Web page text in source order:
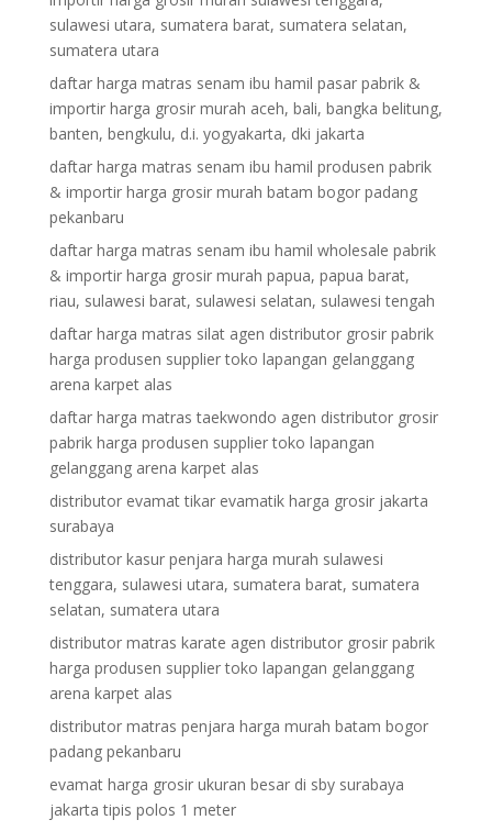
sulawesi utara, sumatera barat, sumatera selatan,
sumatera utara
daftar harga matras senam ibu hamil pasar pabrik &
importir harga grosir murah aceh, bali, bangka belitung,
banten, bengkulu, d.i. yogyakarta, dki jakarta
daftar harga matras senam ibu hamil produsen pabrik
& importir harga grosir murah batam bogor padang
pekanbaru
daftar harga matras senam ibu hamil wholesale pabrik
& importir harga grosir murah papua, papua barat,
riau, sulawesi barat, sulawesi selatan, sulawesi tengah
daftar harga matras silat agen distributor grosir pabrik
harga produsen supplier toko lapangan gelanggang
arena karpet alas
daftar harga matras taekwondo agen distributor grosir
pabrik harga produsen supplier toko lapangan
gelanggang arena karpet alas
distributor evamat tikar evamatik harga grosir jakarta
surabaya
distributor kasur penjara harga murah sulawesi
tenggara, sulawesi utara, sumatera barat, sumatera
selatan, sumatera utara
distributor matras karate agen distributor grosir pabrik
harga produsen supplier toko lapangan gelanggang
arena karpet alas
distributor matras penjara harga murah batam bogor
padang pekanbaru
evamat harga grosir ukuran besar di sby surabaya
jakarta tipis polos 1 meter